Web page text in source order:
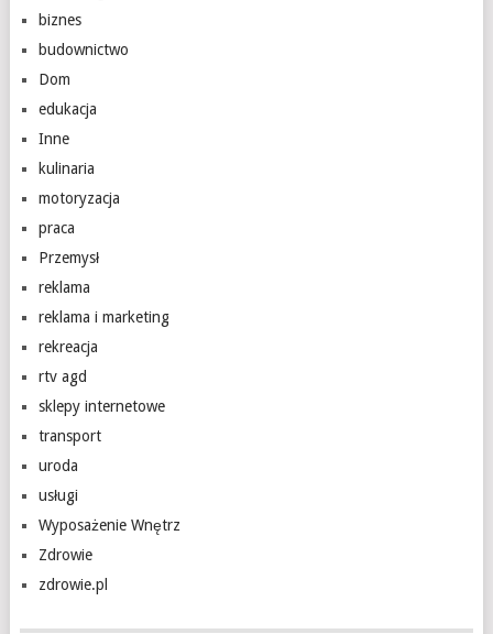
biznes
budownictwo
Dom
edukacja
Inne
kulinaria
motoryzacja
praca
Przemysł
reklama
reklama i marketing
rekreacja
rtv agd
sklepy internetowe
transport
uroda
usługi
Wyposażenie Wnętrz
Zdrowie
zdrowie.pl